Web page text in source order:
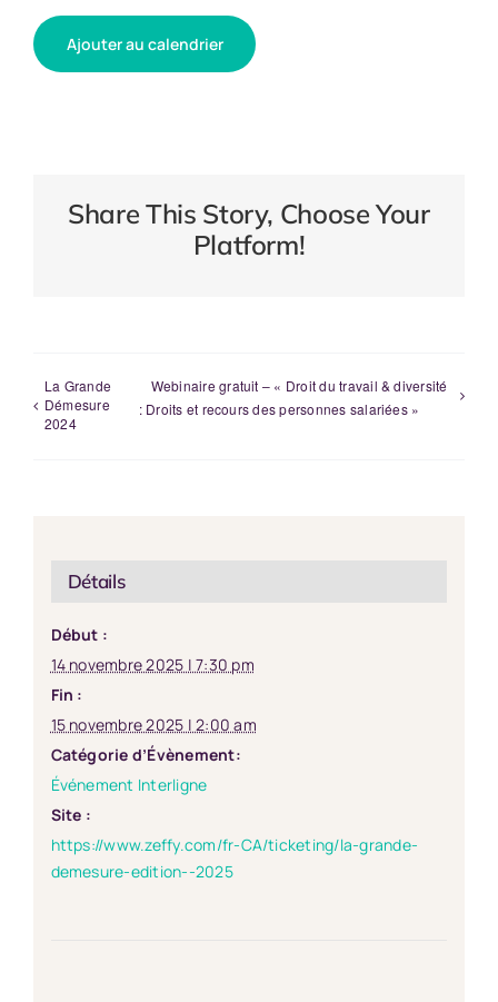
Ajouter au calendrier
Share This Story, Choose Your
Platform!
La Grande
Démesure
2024
Webinaire gratuit – « Droit du travail & diversité
: Droits et recours des personnes salariées »
Détails
Début :
14 novembre 2025 | 7:30 pm
Fin :
15 novembre 2025 | 2:00 am
Catégorie d’Évènement:
Événement Interligne
Site :
https://www.zeffy.com/fr-CA/ticketing/la-grande-
demesure-edition--2025